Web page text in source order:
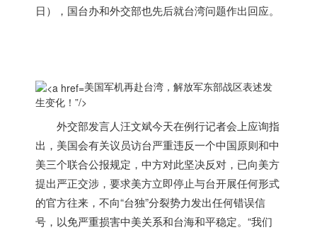
日），国台办和外交部也先后就台湾问题作出回应。
美国军机再赴台湾，解放军东部战区表述发
生变化！”/>
外交部发言人汪文斌今天在例行记者会上应询指
出， 美国会有关议员访台‍‍严重违反一个中国原则和中
美三个联合公报规定，‍‍中方对此坚决反对，‍‍已向美方
提出严正交涉，‍‍要求美方立即停止与台开展任何形式
的官方往来，‍‍不向“台独”分裂势力发出任何错误信
号，‍‍以免严重损害中美关系‍‍和台海和平稳定。“我们